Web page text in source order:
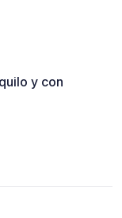
y con